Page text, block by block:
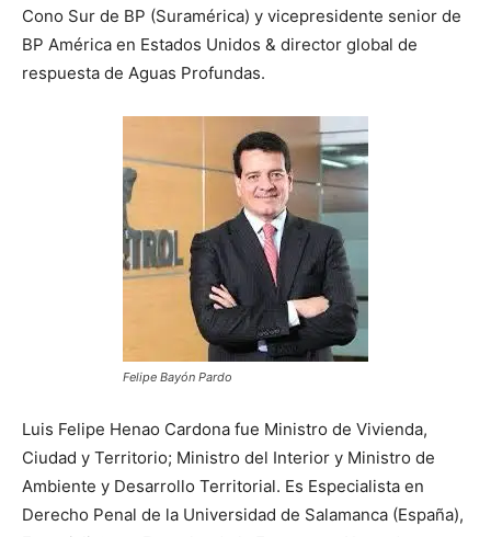
Cono Sur de BP (Suramérica) y vicepresidente senior de
BP América en Estados Unidos & director global de
respuesta de Aguas Profundas.
Felipe Bayón Pardo
Luis Felipe Henao Cardona fue Ministro de Vivienda,
Ciudad y Territorio; Ministro del Interior y Ministro de
Ambiente y Desarrollo Territorial. Es Especialista en
Derecho Penal de la Universidad de Salamanca (España),